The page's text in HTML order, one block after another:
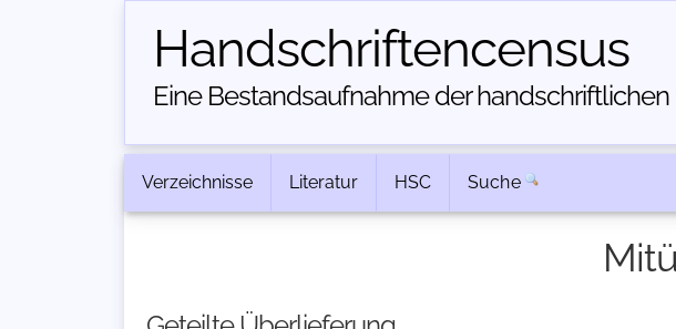
Handschriften­census
Eine Bestandsaufnahme der
Verzeichnisse Literatur HSC Suche